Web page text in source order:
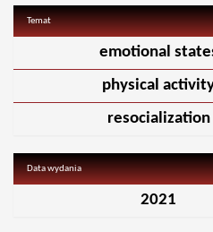
Temat
emotional
physical
resocialization
Data wydania
2021